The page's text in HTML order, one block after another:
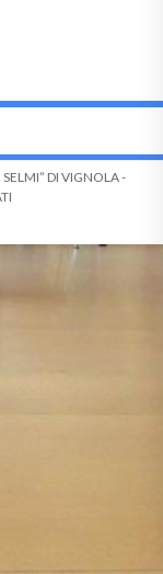
DI VIGNOLA -